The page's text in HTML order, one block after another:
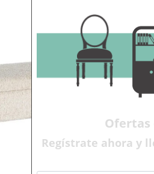
Ofertas
Regístrate ahora y